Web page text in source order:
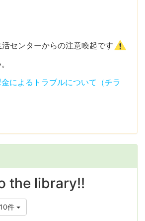
センターからの注意喚起です
によるトラブルについて（チラ
the library!!
10件